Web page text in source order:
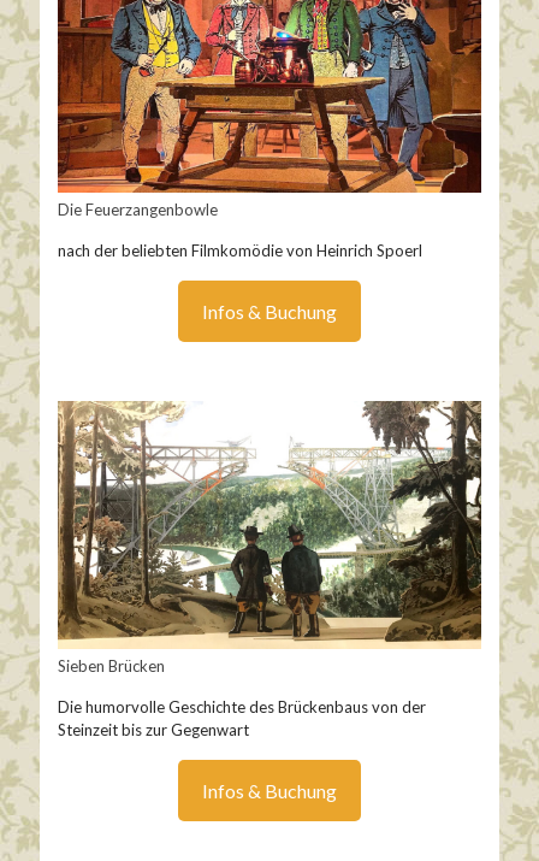
Die Feuerzangenbowle
nach der beliebten Filmkomödie von Heinrich Spoerl
Infos & Buchung
Sieben Brücken
Die humorvolle Geschichte des Brückenbaus von der
Steinzeit bis zur Gegenwart
Infos & Buchung